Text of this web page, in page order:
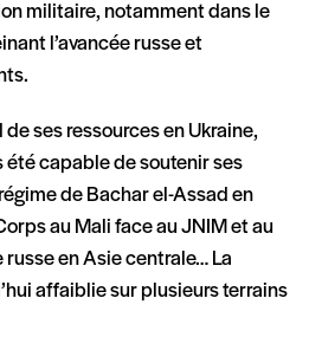
militaire, notamment dans le
l’avancée russe et
ses ressources en Ukraine,
été capable de soutenir ses
de Bachar el-Assad en
au Mali face au JNIM et au
russe en Asie centrale… La
affaiblie sur plusieurs terrains